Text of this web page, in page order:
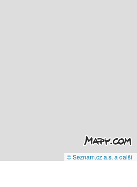
© Seznam.cz a.s. a další